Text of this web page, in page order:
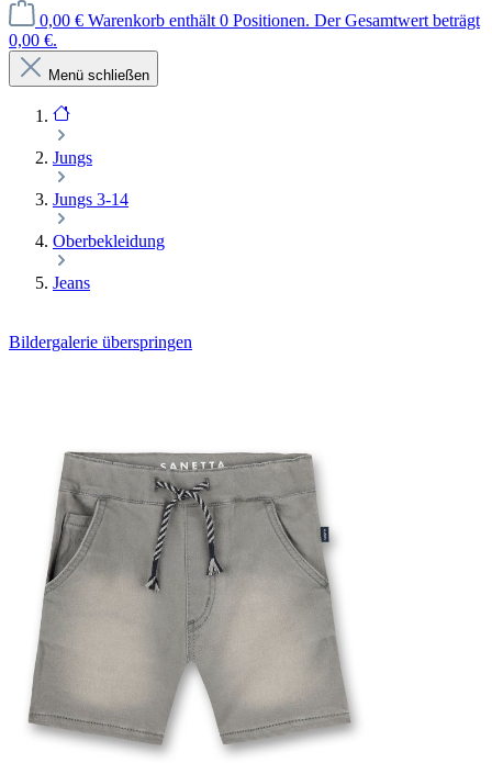
0,00 € Warenkorb enthält 0 Positionen. Der Gesamtwert beträgt
0,00 €.
Menü schließen
Jungs
Jungs 3-14
Oberbekleidung
Jeans
Bildergalerie überspringen